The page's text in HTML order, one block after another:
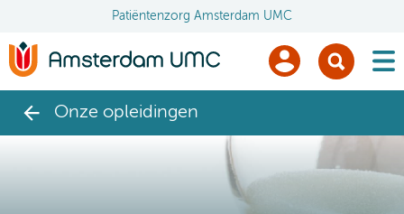
Patiëntenzorg Amsterdam UMC
Onze opleidingen